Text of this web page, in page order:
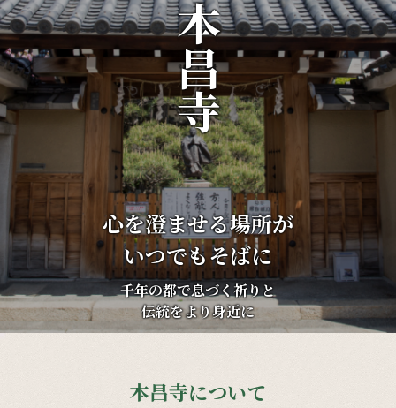
心を澄ませる場所が
いつでもそばに
千年の都で息づく祈りと
伝統をより身近に
本昌寺
本昌寺について